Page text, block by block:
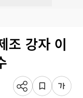
조 강자 이